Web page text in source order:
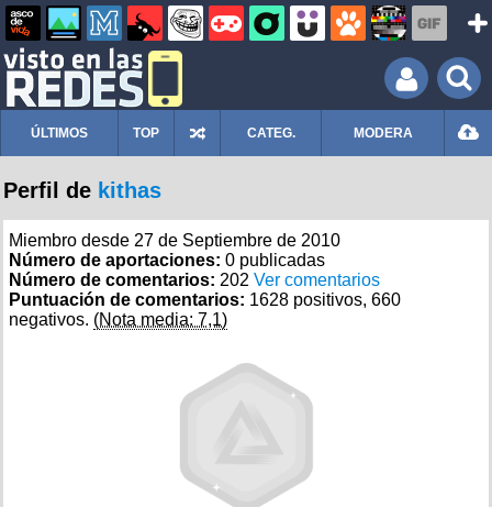
ÚLTIMOS TOP CATEG. MODERA
Perfil de kithas
Miembro desde 27 de Septiembre de 2010
Número de aportaciones: 0 publicadas
Número de comentarios: 202 Ver comentarios
Puntuación de comentarios: 1628 positivos, 660
negativos. (Nota media: 7,1)